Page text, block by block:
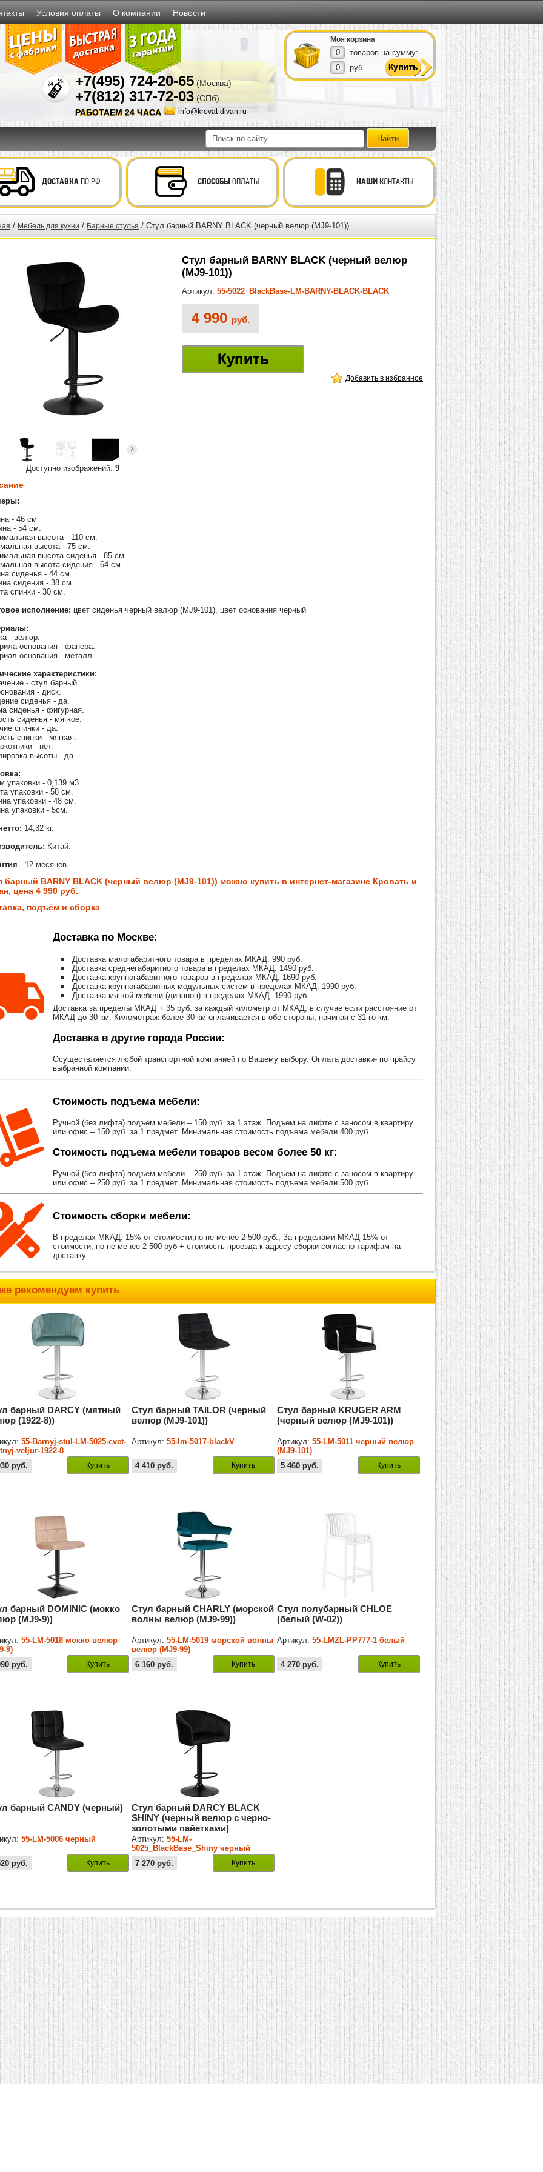
Условия оплаты О компании Новости
+7(495) 724-20-65 (Москва)
+7(812) 317-72-03 (СПб)
info@krovat-divan.ru
РАБОТАЕМ 24 ЧАСА
Моя корзина
0
товаров на сумму:
0
руб..
ДОСТАВКАПО РФ СПОСОБЫ ОПЛАТЫ НАШИКОНТАКТЫ
/ Мебель для кухни / Барные стулья / Стул барный BARNY BLACK (черный велюр (MJ9-101))
Доступно изображений: 9
Стул барный BARNY BLACK (черный велюр
(MJ9-101))
Артикул: 55-5022_BlackBase-LM-BARNY-BLACK-BLACK
4 990 руб.
Купить
Добавить в избранное
- 46 см
- 54 см.
высота - 110 см.
высота - 75 см.
высота сиденья - 85 см.
высота сидения - 64 см.
сиденья - 44 см.
сидения - 38 см
спинки - 30 см.
исполнение: цвет сиденья черный велюр (MJ9-101), цвет основания черный
- велюр.
основания - фанера.
основания - металл.
характеристики:
- стул барный.
- диск.
сиденья - да.
сиденья - фигурная.
сиденья - мягкое.
спинки - да.
спинки - мягкая.
- нет.
высоты - да.
упаковки - 0,139 м3.
упаковки - 58 см.
упаковки - 48 см.
упаковки - 5см.
14,32 кг.
Китай.
- 12 месяцев.
барный BARNY BLACK (черный велюр (MJ9-101)) можно купить в интернет-магазине Кровать и
цена 4 990 руб.
подъём и сборка
Доставка по Москве:
Доставка малогабаритного товара в пределах МКАД: 990 руб.
Доставка среднегабаритного товара в пределах МКАД: 1490 руб.
Доставка крупногабаритного товаров в пределах МКАД: 1690 руб.
Доставка крупногабаритных модульных систем в пределах МКАД: 1990 руб.
Доставка мягкой мебели (диванов) в пределах МКАД: 1990 руб.
Доставка за пределы МКАД + 35 руб. за каждый километр от МКАД, в случае если расстояние от
МКАД до 30 км. Километраж более 30 км оплачивается в обе стороны, начиная с 31-го км.
Доставка в другие города России:
Осуществляется любой транспортной компанией по Вашему выбору. Оплата доставки- по прайсу
выбранной компании.
Стоимость подъема мебели:
Ручной (без лифта) подъем мебели – 150 руб. за 1 этаж. Подъем на лифте с заносом в квартиру
или офис – 150 руб. за 1 предмет. Минимальная стоимость подъема мебели 400 руб
Стоимость подъема мебели товаров весом более 50 кг:
Ручной (без лифта) подъем мебели – 250 руб. за 1 этаж. Подъем на лифте с заносом в квартиру
или офис – 250 руб. за 1 предмет. Минимальная стоимость подъема мебели 500 руб
Стоимость сборки мебели:
В пределах МКАД: 15% от стоимости,но не менее 2 500 руб.; За пределами МКАД 15% от
стоимости, но не менее 2 500 руб + стоимость проезда к адресу сборки согласно тарифам на
доставку.
рекомендуем купить
барный DARCY (мятный
(1922-8))
55-Barnyj-stul-LM-5025-cvet-
veljur-1922-8
руб. Купить
Стул барный TAILOR (черный
велюр (MJ9-101))
Артикул:55-lm-5017-blackV
4 410 руб. Купить
Стул барный KRUGER ARM
(черный велюр (MJ9-101))
Артикул:55-LM-5011 черный велюр
(MJ9-101)
5 460 руб. Купить
барный DOMINIC (мокко
(MJ9-9))
55-LM-5018 мокко велюр
9)
руб. Купить
Стул барный CHARLY (морской
волны велюр (MJ9-99))
Артикул:55-LM-5019 морской волны
велюр (MJ9-99)
6 160 руб. Купить
Стул полубарный CHLOE
(белый (W-02))
Артикул:55-LMZL-PP777-1 белый
4 270 руб. Купить
барный CANDY (черный)
55-LM-5006 черный
руб. Купить
Стул барный DARCY BLACK
SHINY (черный велюр с черно-
золотыми пайетками)
Артикул:55-LM-
5025_BlackBase_Shiny черный
велюр с черно-золотыми пайетка
7 270 руб. Купить